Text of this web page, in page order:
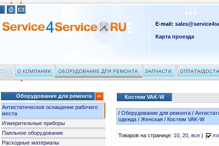
E-mail:
Карта проезда
Оборудование для ремонта
Антистатическое оснащение рабочего
места
Измерительные приборы
Паяльное оборудование
Расходные материалы
Костюм VAK-W
/Оборудование для ремонта /
одежда/Женская / Костюм VAK-W
Товаров на странице:10,20,все